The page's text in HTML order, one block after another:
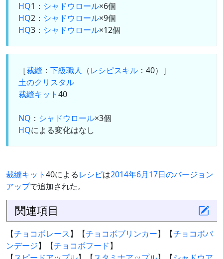
HQ1： シャドウロール×6個
HQ2： シャドウロール×9個
HQ3： シャドウロール×12個
［裁縫 ： 下級職人 （レシピスキル ：40）］
土のクリスタル
裁縫キット40
NQ ： シャドウロール×3個
HQによる変化はなし
裁縫キット40によるレシピは2014年6月17日のバージョン
アップで追加された。
関連項目
【チョコボレース】【チョコボブリンカー】【チョコボバ
ンデージ】【チョコボフード】